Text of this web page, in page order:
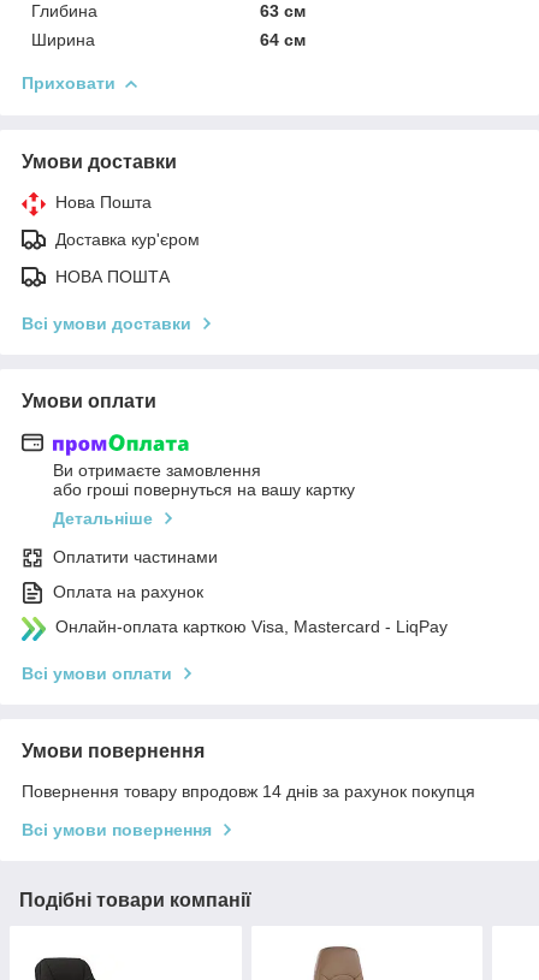
Глибина
63 см
Ширина
64 см
Приховати
Умови доставки
Нова Пошта
Доставка кур'єром
НОВА ПОШТА
Всі умови доставки
Умови оплати
Ви отримаєте замовлення
або гроші повернуться на вашу картку
Детальніше
Оплатити частинами
Оплата на рахунок
Онлайн-оплата карткою Visa, Mastercard - LiqPay
Всі умови оплати
Умови повернення
Повернення товару впродовж 14 днів за рахунок покупця
Всі умови повернення
Подібні товари компанії